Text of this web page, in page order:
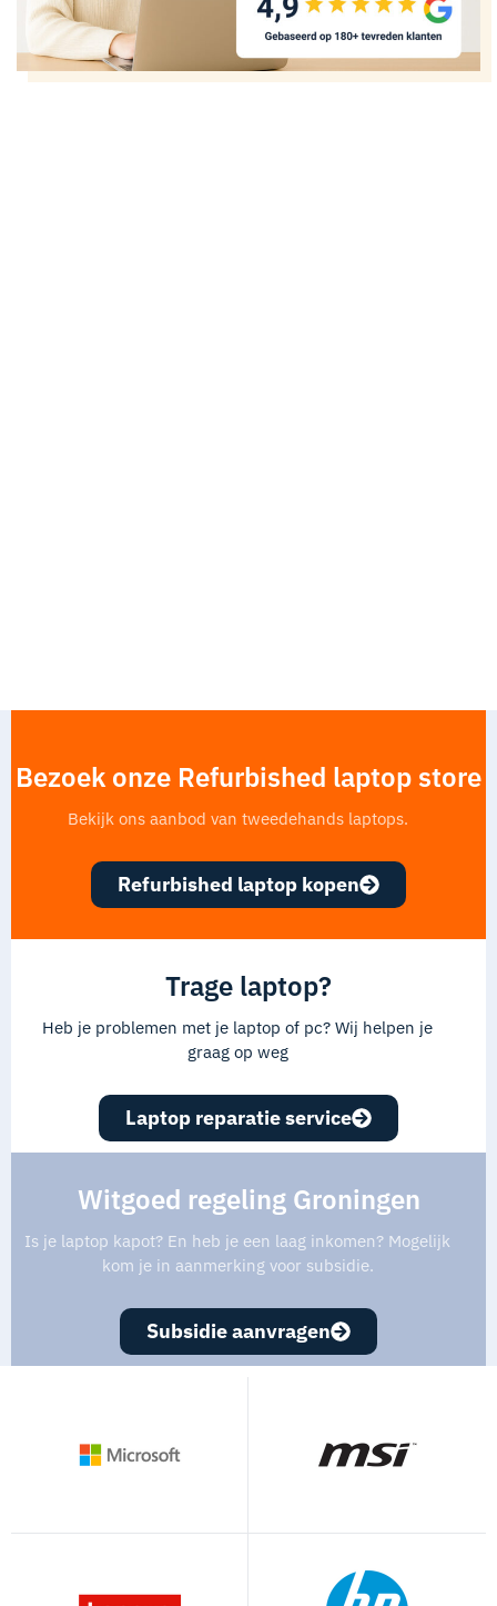
Bezoek onze Refurbished laptop store
Bekijk ons aanbod van tweedehands laptops.
Refurbished laptop kopen
Trage laptop?
Heb je problemen met je laptop of pc? Wij helpen je
graag op weg
Laptop reparatie service
Witgoed regeling Groningen
Is je laptop kapot? En heb je een laag inkomen? Mogelijk
kom je in aanmerking voor subsidie.
Subsidie aanvragen